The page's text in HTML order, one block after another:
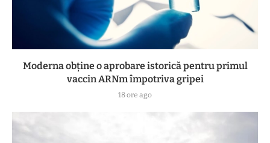
Moderna obține o aprobare istorică pentru primul
vaccin ARNm împotriva gripei
18 ore ago